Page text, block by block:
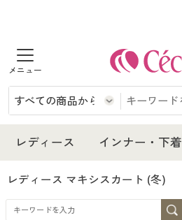
商品を探す
レディース
レディースファッション
女性下着
インナー・下着
インナー・下着通販すべて
女性下着
メンズ
メンズ通販すべて
家電・雑貨
レディース インナー・下着
レディース マキシスカート (冬)